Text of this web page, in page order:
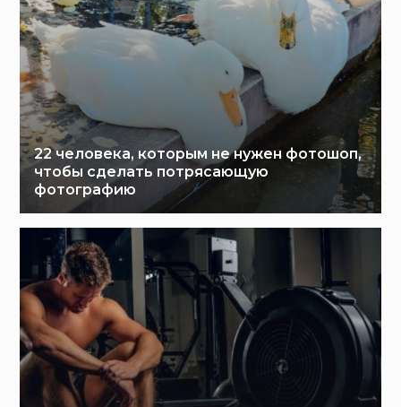
22 человека, которым не нужен фотошоп,
чтобы сделать потрясающую
фотографию